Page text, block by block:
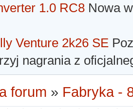
1.0 RC8 Nowa
Venture 2k26 SE
nagrania z
forum » Fabryka -